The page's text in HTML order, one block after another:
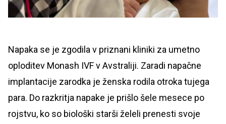
Napaka se je zgodila v priznani kliniki za umetno
oploditev Monash IVF v Avstraliji. Zaradi napačne
implantacije zarodka je ženska rodila otroka tujega
para. Do razkritja napake je prišlo šele mesece po
rojstvu, ko so biološki starši želeli prenesti svoje